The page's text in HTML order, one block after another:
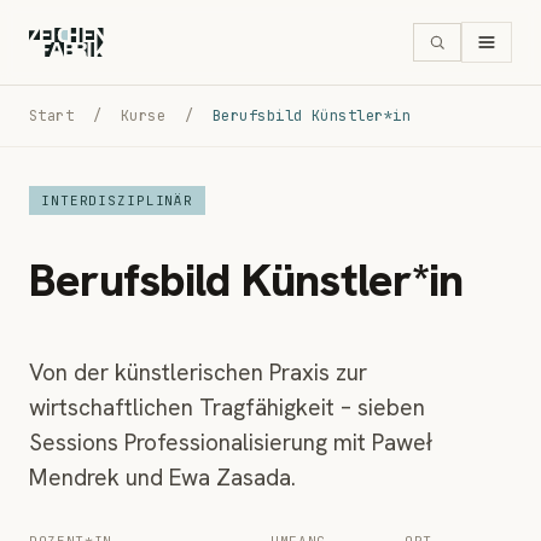
Start / Kurse / Berufsbild Künstler*in
INTERDISZIPLINÄR
Berufsbild Künstler*in
Von der künstlerischen Praxis zur
wirtschaftlichen Tragfähigkeit – sieben
Sessions Professionalisierung mit Paweł
Mendrek und Ewa Zasada.